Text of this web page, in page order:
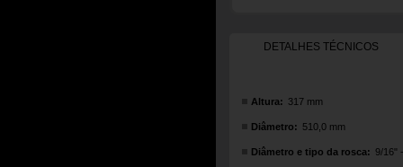
DETALHES TÉCNICOS
Altura: 317 mm
Diâmetro: 510,0 mm
Diâmetro e tipo da rosca: 9/16"